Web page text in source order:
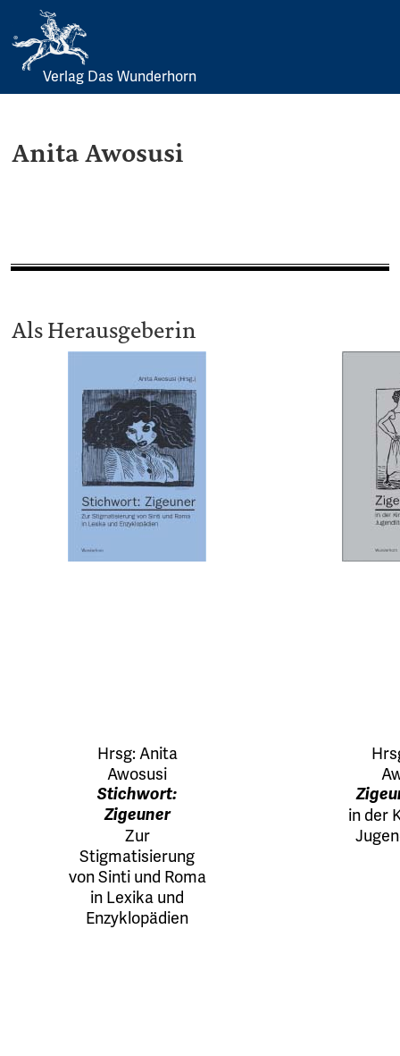
Skip
Verlag Das Wunderhorn
Anita Awosusi
Als Herausgeberin
Hrsg:Anita
Awosusi
Stichwort:
Zigeuner
Zur
Stigmatisierung
von Sinti und Roma
in Lexika und
Enzyklopädien
in der